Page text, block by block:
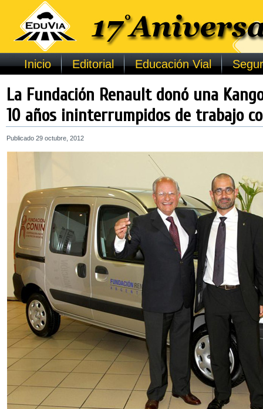
Inicio Editorial Educación Vial
La Fundación Renault donó una
10 años ininterrumpidos de trabajo
Publicado 29 octubre, 2012